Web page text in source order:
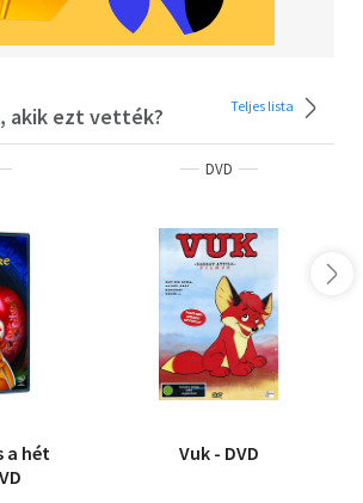
akik ezt vették? Teljes lista
a hét
DVD
Vuk - DVD